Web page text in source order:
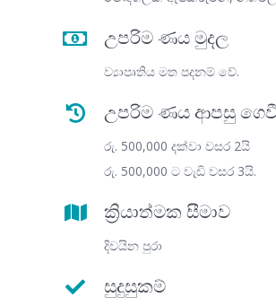
උපරිම ණය මුදල
ව්‍යාපෘතිය මත පදනම් වේ.
උපරිම ණය ආපසු
රු. 500,000 දක්වා වසර 2යි
රු. 500,000 ට වැඩි වසර 3යි.
ක්‍රියාත්මක සීමාව
දිවයින පුරා
සුදුසුකම්